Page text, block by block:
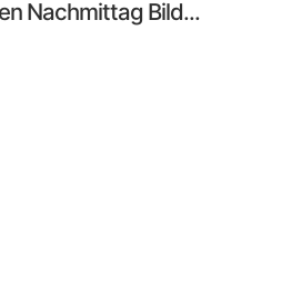
Nachmittag Bild...